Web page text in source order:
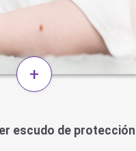
+
escudo de protección